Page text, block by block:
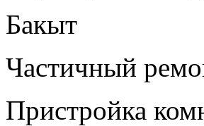
Бакыт
Частичный
Пристройка